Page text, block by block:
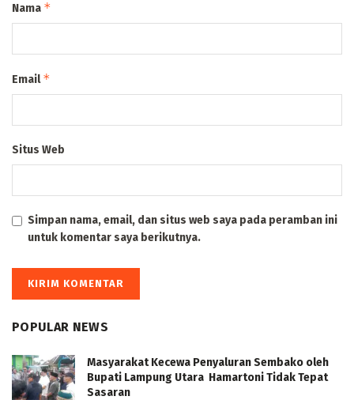
Nama *
Email*
Situs Web
Simpan nama, email, dan situs web saya pada peramban ini
untuk komentar saya berikutnya.
POPULAR NEWS
Masyarakat Kecewa Penyaluran Sembako oleh
Bupati Lampung Utara Hamartoni Tidak Tepat
Sasaran